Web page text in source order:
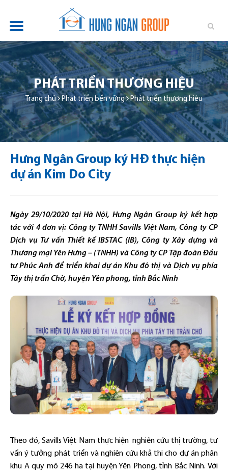
TỔNG QUAN
DỰ ÁN
TIN TỨC
QUAN HỆ ĐẦU TƯ
PHÁT TRIỂN BỀN VỮNG
TUYỂN DỤNG
PHÁT TRIỂN THƯƠNG HIỆU
Trang chủ Phát triển bền vững Phát triển thương hiệu
Hưng Ngân Group ký HĐ thực hiện
dự án Kim Do City
Ngày 29/10/2020 tại Hà Nội, Hưng Ngân Group ký kết hợp
tác với 4 đơn vị: Công ty TNHH Savills Việt Nam, Công ty CP
Dịch vụ Tư vấn Thiết kế IBSTAC (IB), Công ty Xây dựng và
Thương mại Yên Hưng – (TNHH) và Công ty CP Tập đoàn Đầu
tư Phúc Anh để triển khai dự án Khu đô thị và Dịch vụ phía
Tây thị trấn Chờ, huyện Yên phong, tỉnh Bắc Ninh
Theo đó, Savills Việt Nam thực hiện nghiên cứu thị trường, tư
vấn ý tưởng phát triển và nghiên cứu khả thi cho dự án phân
khu A quy mô 246 ha tại huyện Yên Phong, tỉnh Bắc Ninh. Với